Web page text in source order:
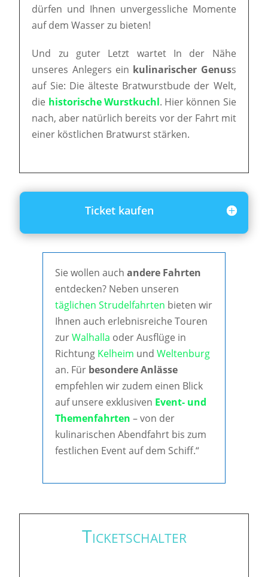
dürfen und Ihnen unvergessliche Momente
auf dem Wasser zu bieten!
Und zu guter Letzt wartet In der Nähe
unseres Anlegers ein kulinarischer Genuss
auf Sie: Die älteste Bratwurstbude der Welt,
die historische Wurstkuchl. Hier können Sie
nach, aber natürlich bereits vor der Fahrt mit
einer köstlichen Bratwurst stärken.
Ticket kaufen
Sie wollen auch andere Fahrten
entdecken? Neben unseren
täglichen Strudelfahrten bieten wir
Ihnen auch erlebnisreiche Touren
zurWalhalla oder Ausflüge in
Richtung Kelheim und Weltenburg
an. Für besondere Anlässe
empfehlen wir zudem einen Blick
auf unsere exklusiven Event- und
Themenfahrten – von der
kulinarischen Abendfahrt bis zum
festlichen Event auf dem Schiff.“
Ticketschalter